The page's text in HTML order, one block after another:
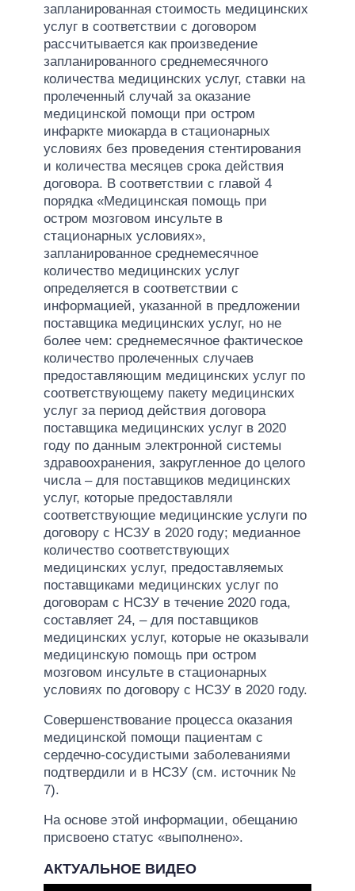
запланированная стоимость медицинских
услуг в соответствии с договором
рассчитывается как произведение
запланированного среднемесячного
количества медицинских услуг, ставки на
пролеченный случай за оказание
медицинской помощи при остром
инфаркте миокарда в стационарных
условиях без проведения стентирования
и количества месяцев срока действия
договора. В соответствии с главой 4
порядка «Медицинская помощь при
остром мозговом инсульте в
стационарных условиях»,
запланированное среднемесячное
количество медицинских услуг
определяется в соответствии с
информацией, указанной в предложении
поставщика медицинских услуг, но не
более чем: среднемесячное фактическое
количество пролеченных случаев
предоставляющим медицинских услуг по
соответствующему пакету медицинских
услуг за период действия договора
поставщика медицинских услуг в 2020
году по данным электронной системы
здравоохранения, закругленное до целого
числа – для поставщиков медицинских
услуг, которые предоставляли
соответствующие медицинские услуги по
договору с НСЗУ в 2020 году; медианное
количество соответствующих
медицинских услуг, предоставляемых
поставщиками медицинских услуг по
договорам с НСЗУ в течение 2020 года,
составляет 24, – для поставщиков
медицинских услуг, которые не оказывали
медицинскую помощь при остром
мозговом инсульте в стационарных
условиях по договору с НСЗУ в 2020 году.
Совершенствование процесса оказания
медицинской помощи пациентам с
сердечно-сосудистыми заболеваниями
подтвердили и в НСЗУ (см. источник №
7).
На основе этой информации, обещанию
присвоено статус «выполнено».
АКТУАЛЬНОЕ ВИДЕО